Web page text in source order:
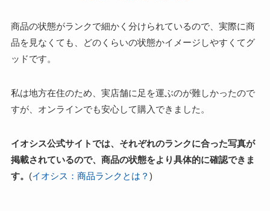
商品の状態がランクで細かく分けられているので、実際に商
品を見なくても、どのくらいの状態かイメージしやすくてグ
ッドです。
私は地方在住のため、実店舗に足を運ぶのが難しかったので
すが、オンラインでも安心して購入できました。
イオシス公式サイトでは、それぞれのランクに合った写真が
掲載されているので、商品の状態をより具体的に確認できま
す。 (イオシス：商品ランクとは？ )